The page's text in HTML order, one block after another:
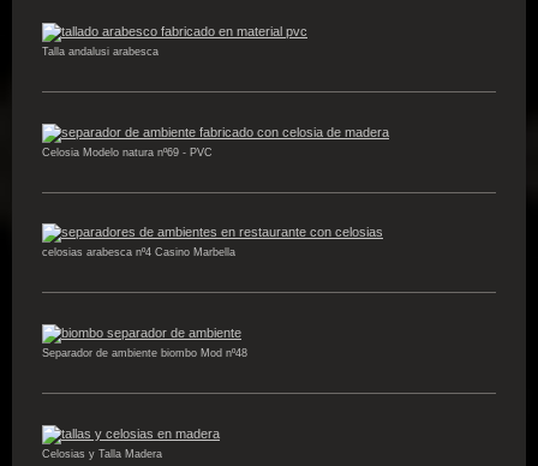
Talla andalusi arabesca
Celosia Modelo natura nº69 - PVC
celosias arabesca nº4 Casino Marbella
Separador de ambiente biombo Mod nº48
Celosias y Talla Madera